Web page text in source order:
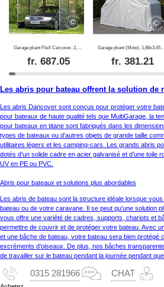
fr.687.05 fr. 381.21
Les abris pour bateau offrent la solution de
Les abris Dancover sont conçus pour protéger votre
pour bateaux de haute qualité tels que MultiGarage, la
pour bateaux en titane sont fabriqués dans les
types de bateaux ou d’autres objets de grande taille
utilitaires légers et les camping-cars. Les grands abris
dotés d’un solide cadre en acier galvanisé et d’une toile
UV en PE ou PVC.
Abris pour bateaux et solutions plus abordables
Les abris de bateau sont la structure idéale lorsque
bateau ou de votre caravane. Il se peut qu’une solution
vous offre une variété de cadres, supports, chariots et
permettre de couvrir et de protéger votre bateau. Avec
et une bâche de bateau, votre bateau sera bien protégé
excréments d’oiseaux. De plus, nos bâches
de travailler sur le bateau pendant la journée pendant
0315 281966 CHAT